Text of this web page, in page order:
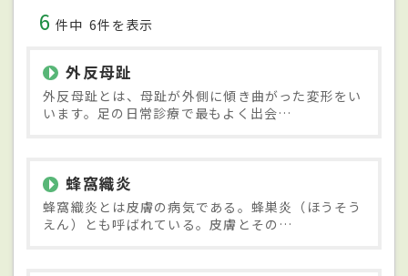
6 件中 6件を表示
外反母趾
外反母趾とは、母趾が外側に傾き曲がった変形をい
います。足の日常診療で最もよく出会…
蜂窩織炎
蜂窩織炎とは皮膚の病気である。蜂巣炎（ほうそう
えん）とも呼ばれている。皮膚とその…